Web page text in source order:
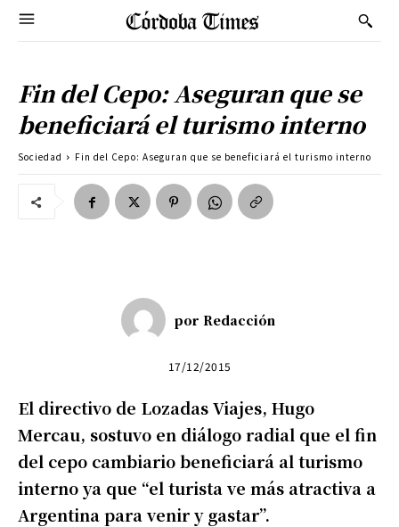
Fin del Cepo: Aseguran que se
beneficiará el turismo interno
Sociedad Fin del Cepo: Aseguran que se beneficiará el turismo interno
por Redacción
17/12/2015
El directivo de Lozadas Viajes, Hugo
Mercau, sostuvo en diálogo radial que el fin
del cepo cambiario beneficiará al turismo
interno ya que “el turista ve más atractiva a
Argentina para venir y gastar”.